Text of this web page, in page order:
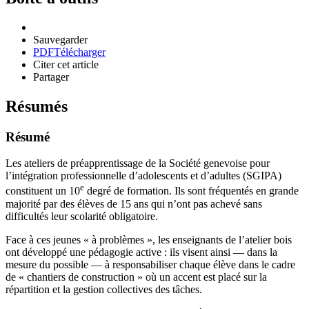
Sauvegarder
PDFTélécharger
Citer cet article
Partager
Résumés
Résumé
Les ateliers de préapprentissage de la Société genevoise pour
l’intégration professionnelle d’adolescents et d’adultes (SGIPA)
constituent un 10e degré de formation. Ils sont fréquentés en grande
majorité par des élèves de 15 ans qui n’ont pas achevé sans
difficultés leur scolarité obligatoire.
Face à ces jeunes « à problèmes », les enseignants de l’atelier bois
ont développé une pédagogie active : ils visent ainsi — dans la
mesure du possible — à responsabiliser chaque élève dans le cadre
de « chantiers de construction » où un accent est placé sur la
répartition et la gestion collectives des tâches.